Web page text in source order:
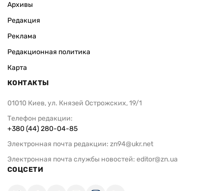
Архивы
Редакция
Реклама
Редакционная политика
Карта
КОНТАКТЫ
01010 Киев, ул. Князей Острожских, 19/1
Телефон редакции:
+380 (44) 280-04-85
Электронная почта редакции: zn94@ukr.net
Электронная почта службы новостей: editor@zn.ua
СОЦСЕТИ